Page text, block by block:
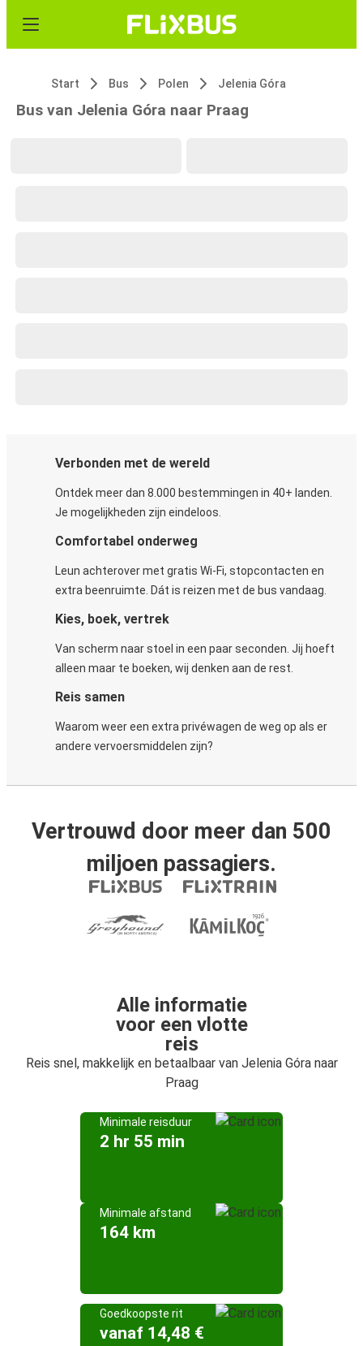
Start Bus Polen Jelenia Góra
Bus van Jelenia Góra naar Praag
Verbonden met de wereld
Ontdek meer dan 8.000 bestemmingen in 40+ landen.
Je mogelijkheden zijn eindeloos.
Comfortabel onderweg
Leun achterover met gratis Wi-Fi, stopcontacten en
extra beenruimte. Dát is reizen met de bus vandaag.
Kies, boek, vertrek
Van scherm naar stoel in een paar seconden. Jij hoeft
alleen maar te boeken, wij denken aan de rest.
Reis samen
Waarom weer een extra privéwagen de weg op als er
andere vervoersmiddelen zijn?
Vertrouwd door meer dan 500
miljoen passagiers.
Alle informatie
voor een vlotte
reis
Reis snel, makkelijk en betaalbaar van Jelenia Góra naar
Praag
Minimale reisduur
2 hr 55 min
Minimale afstand
164 km
Goedkoopste rit
vanaf 14,48 €